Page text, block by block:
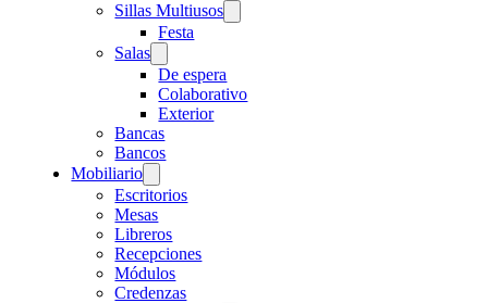
Sillas Multiusos
Festa
Salas
De espera
Colaborativo
Exterior
Bancas
Bancos
Mobiliario
Escritorios
Mesas
Libreros
Recepciones
Módulos
Credenzas